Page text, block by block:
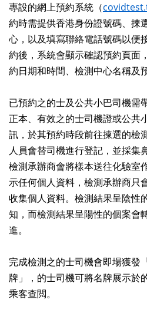
專設的網上預約系統（
約時需提供香港身份證號碼、揀
心，以及填寫聯絡電話號碼以便
約後，系統會顯示確認預約頁面
約日期和時間、檢測中心名稱及
已預約之的士及公共小巴司機需
正本、有效之的士司機證或公共
訊，於其預約時段前往揀選的檢
人員會替司機進行登記，並採集
檢測承辦商會將樣本送往化驗室
示任何個人資料，檢測承辦商只
收集個人資料。檢測結果呈陰性
知，而檢測結果呈陽性的個案會
進。
完成檢測之的士司機會即場獲發
牌」，的士司機可將名牌展示於
乘客查閲。